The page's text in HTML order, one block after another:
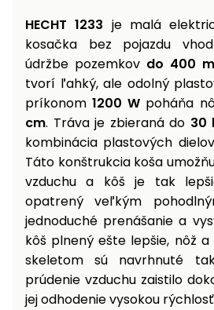
HECHT 1233 je malá
kosačka bez pojazdu
údržbe pozemkov do 400 m
tvorí ľahký, ale odolný
príkonom1200 W poháňa
cm. Tráva je zbieraná do 30
kombinácia plastových
Táto konštrukcia koša
vzduchu a kôš je tak
opatrený veľkým
jednoduché prenášanie a
kôš plnený ešte lepšie, nôž
skeletom sú navrhnuté
prúdenie vzduchu zaistilo
jej odhodenie vysokou